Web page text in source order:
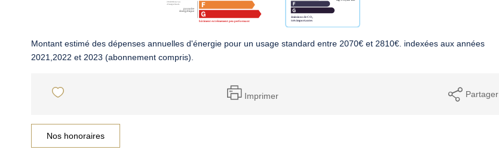
Montant estimé des dépenses annuelles d'énergie pour un usage standard entre 2070€ et 2810€. indexées aux années
2021,2022 et 2023 (abonnement compris).
Imprimer Partager
Nos honoraires